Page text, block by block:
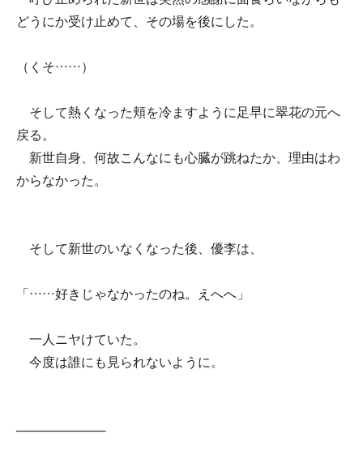
どうにか受け止めて、その場を後にした。
（くそ……）
そして熱くなった頬を冷ますように足早に翠花の元へ
戻る。
新世自身、何故こんなにも心臓が跳ねたか、理由はわ
からなかった。
そして新世のいなくなった後、優李は、
「……好きじゃなかったのね。えへへ」
一人ニヤけていた。
今度は誰にも見られないように。
──────────